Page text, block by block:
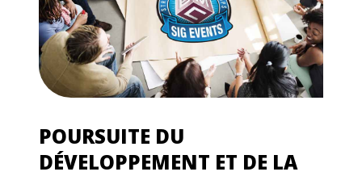
POURSUITE DU
DÉVELOPPEMENT ET DE LA